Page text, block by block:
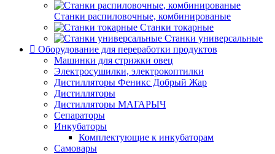
Станки распиловочные, комбинированые
Станки токарные
Станки универсальные
Оборудование для переработки продуктов
Машинки для стрижки овец
Электросушилки, электрокоптилки
Дистилляторы Феникс Добрый Жар
Дистилляторы
Дистилляторы МАГАРЫЧ
Сепараторы
Инкубаторы
Комплектующие к инкубаторам
Самовары